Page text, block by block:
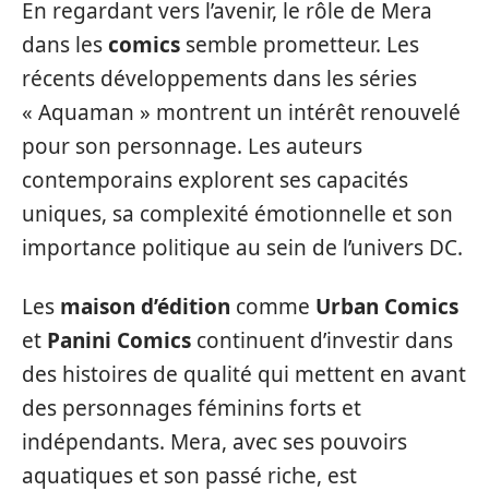
En regardant vers l’avenir, le rôle de Mera
dans lescomics semble prometteur. Les
récents développements dans les séries
« Aquaman » montrent un intérêt renouvelé
pour son personnage. Les auteurs
contemporains explorent ses capacités
uniques, sa complexité émotionnelle et son
importance politique au sein de l’univers DC.
Les maison d’édition comme Urban Comics
et Panini Comics continuent d’investir dans
des histoires de qualité qui mettent en avant
des personnages féminins forts et
indépendants. Mera, avec ses pouvoirs
aquatiques et son passé riche, est